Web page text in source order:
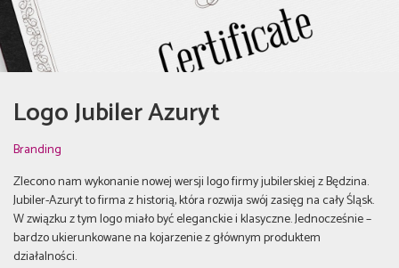
Logo Jubiler Azuryt
Branding
Zlecono nam wykonanie nowej wersji logo firmy jubilerskiej z Będzina.
Jubiler-Azuryt to firma z historią, która rozwija swój zasięg na cały Śląsk.
W związku z tym logo miało być eleganckie i klasyczne. Jednocześnie –
bardzo ukierunkowane na kojarzenie z głównym produktem
działalności.